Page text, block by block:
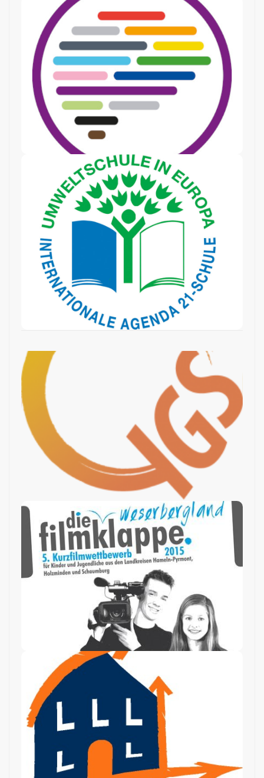
Schule der Vielfalt
Vielfalt
antidiskriminierend für die Akzeptanz
geschlechtlicher und sexueller Vielfalt ein.
Umweltschule
Als “Umweltschule in Europa” vermitteln wir
unseren SchülerInnen Umweltbewusstsein und
sensibilisieren dabei insbesondere für die
Qualitätsnetzwerk
Filmklappe
Weserbergland
Berufswahl- und
ausbildungsfreundlic
he Schule